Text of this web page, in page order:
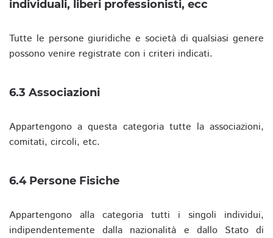
individuali, liberi professionisti, ecc
Tutte le persone giuridiche e società di qualsiasi genere
possono venire registrate con i criteri indicati.
6.3 Associazioni
Appartengono a questa categoria tutte la associazioni,
comitati, circoli, etc.
6.4 Persone Fisiche
Appartengono alla categoria tutti i singoli individui,
indipendentemente dalla nazionalità e dallo Stato di